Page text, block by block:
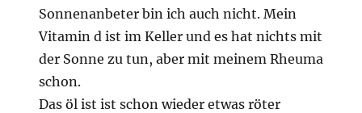
Sonnenanbeter bin ich auch nicht. Mein
Vitamin d ist im Keller und es hat nichts mit
der Sonne zu tun, aber mit meinem Rheuma
schon.
Das öl ist ist schon wieder etwas röter